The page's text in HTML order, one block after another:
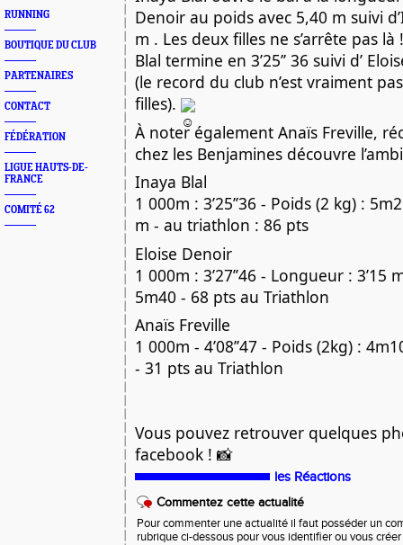
RUNNING
BOUTIQUE DU CLUB
PARTENAIRES
CONTACT
FÉDÉRATION
LIGUE HAUTS-DE-
FRANCE
COMITÉ 62
Denoir au poids avec 5,40 m suivi
m . Les deux filles ne s’arrête pas
Blal termine en 3’25’’ 36 suivi d’
(le record du club n’est vraiment
filles).
À noter également Anaïs Freville,
chez les Benjamines découvre
Inaya Blal
1 000m : 3’25’’36 - Poids (2 kg) :
m - au triathlon : 86 pts
Eloise Denoir
1 000m : 3’27’’46 - Longueur : 3’15
5m40 - 68 pts au Triathlon
Anaïs Freville
1 000m - 4’08’’47 - Poids (2kg) :
- 31 pts au Triathlon
Vous pouvez retrouver quelques
facebook ! 📸
les Réactions
Commentez cette actualité
Pour commenter une actualité il faut posséder un
rubrique ci-dessous pour vous identifier ou vous